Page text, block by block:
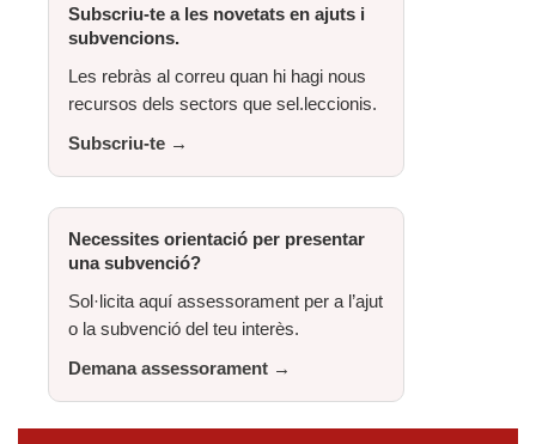
Subscriu-te a les novetats en ajuts i
subvencions.
Les rebràs al correu quan hi hagi nous
recursos dels sectors que sel.leccionis.
Subscriu-te →
Necessites orientació per presentar
una subvenció?
Sol·licita aquí assessorament per a l’ajut
o la subvenció del teu interès.
Demana assessorament →